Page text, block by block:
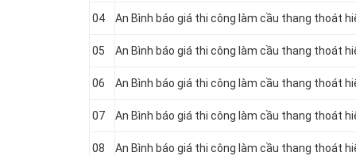
04 An Bình báo giá thi công làm cầu thang thoát
05 An Bình báo giá thi công làm cầu thang thoát
06 An Bình báo giá thi công làm cầu thang thoát
07 An Bình báo giá thi công làm cầu thang thoát
08 An Bình báo giá thi công làm cầu thang thoát